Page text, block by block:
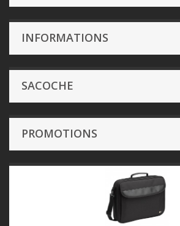
INFORMATIONS
SACOCHE
PROMOTIONS